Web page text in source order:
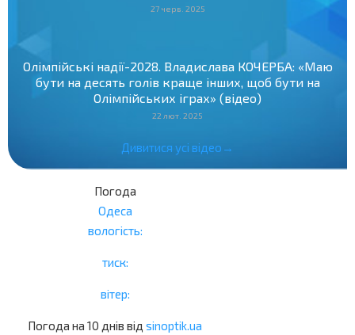
27 черв. 2025
Олімпійські надії-2028. Владислава КОЧЕРБА: «Маю
бути на десять голів краще інших, щоб бути на
Олімпійських іграх» (відео)
22 лют. 2025
Дивитися усі відео→
Погода
Одеса
вологість:
тиск:
вітер:
Погода на 10 днів від sinoptik.ua